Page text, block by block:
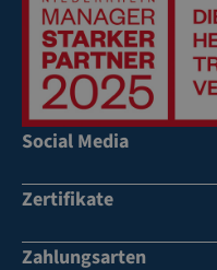
Social Media
Zertifikate
Zahlungsarten